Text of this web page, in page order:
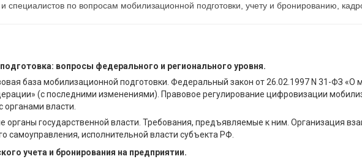
специалистов по вопросам мобилизационной подготовки, учету и бронированию,
вопросы федерального и регионального уровня.
база мобилизационной подготовки. Федеральный закон от 26.02.1997 N 31-ФЗ «О
(с последними изменениями). Правовое регулирование цифровизации
органами власти.
органы государственной власти. Требования, предъявляемые к ним. Организация
самоуправления, исполнительной власти субъекта РФ.
учета и бронирования на предприятии.